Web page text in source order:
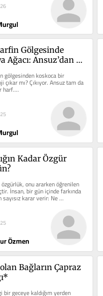
Gölgesinde
Ağacı: Ansuz’dan
gölgesinden koskoca bir
çıkar mı? Çıkıyor. Ansuz tam da
harf.…
Kadar Özgür
onu ararken öğrenilen
İnsan, bir gün içinde farkında
karar verir: Ne
ne...
Özmen
Bağların Çapraz
bir geceye kaldığım yerden